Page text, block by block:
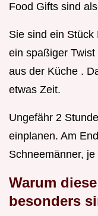
Food Gifts sind
Sie sind ein Stück
ein spaßiger
aus der Küche .
etwas Zeit.
Ungefähr 2
einplanen. Am
Schneemänner,
Warum
besonders